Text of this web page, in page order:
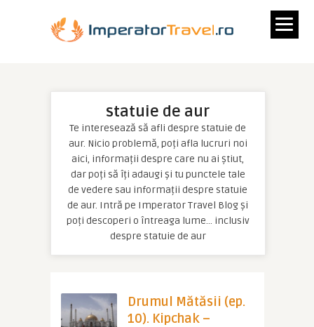
statuie de aur
Te interesează să afli despre statuie de
aur. Nicio problemă, poți afla lucruri noi
aici, informații despre care nu ai știut,
dar poți să îți adaugi și tu punctele tale
de vedere sau informații despre statuie
de aur. Intră pe Imperator Travel Blog și
poți descoperi o întreaga lume… inclusiv
despre statuie de aur
Drumul Mătăsii (ep.
10). Kipchak –